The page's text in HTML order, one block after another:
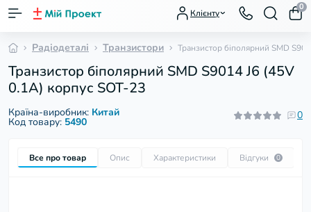
Клієнту
0
Радіодеталі Транзистори Транзистор біполярний SMD
Транзистор біполярний SMD S9014 J6 (45V
0.1A) корпус SOT-23
Країна-виробник: Китай
Код товару: 5490
0
Все про товар Опис Характеристики Відгуки 0